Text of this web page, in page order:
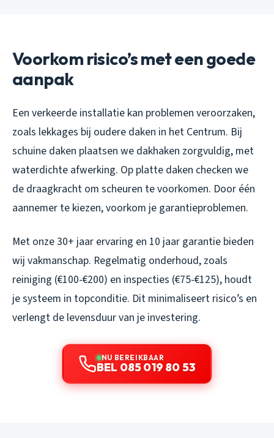
Voorkom risico’s met een goede
aanpak
Een verkeerde installatie kan problemen veroorzaken,
zoals lekkages bij oudere daken in het Centrum. Bij
schuine daken plaatsen we dakhaken zorgvuldig, met
waterdichte afwerking. Op platte daken checken we
de draagkracht om scheuren te voorkomen. Door één
aannemer te kiezen, voorkom je garantieproblemen.
Met onze 30+ jaar ervaring en 10 jaar garantie bieden
wij vakmanschap. Regelmatig onderhoud, zoals
reiniging (€100-€200) en inspecties (€75-€125), houdt
je systeem in topconditie. Dit minimaliseert risico’s en
verlengt de levensduur van je investering.
NU BEREIKBAAR
BEL 085 019 80 53